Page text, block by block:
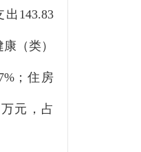
出 143.83
（类）
%；住房
万元，占